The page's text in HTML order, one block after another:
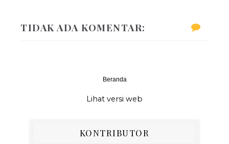
TIDAK ADA KOMENTAR:
Beranda
Lihat versi web
KONTRIBUTOR